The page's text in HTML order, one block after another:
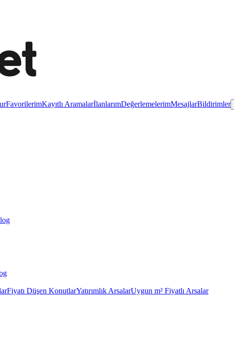
FavorilerimKayıtlı AramalarİlanlarımDeğerlemelerimMesajlarBildirimler
Fiyatı Düşen KonutlarYatırımlık ArsalarUygun m² Fiyatlı Arsalar